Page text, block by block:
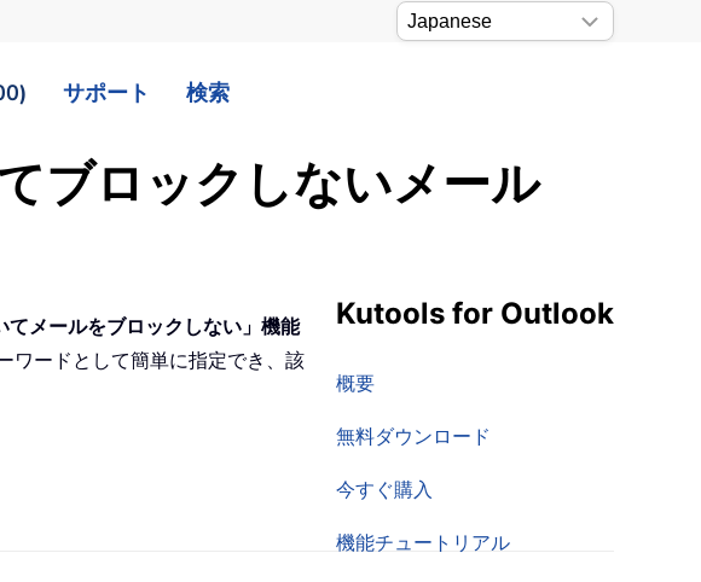
サポート 検索
ブロックしないメール
Kutools for Outlook
概要
無料ダウンロード
今すぐ購入
機能チュートリアル
メールをブロックしない」機能
ワードとして簡単に指定でき、該